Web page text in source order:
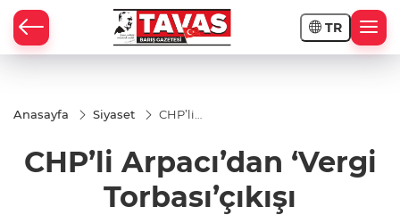
TR
Anasayfa Siyaset
CHP’li
Torbası’çıkışı
CHP’li Arpacı’dan ‘Vergi
Torbası’çıkışı